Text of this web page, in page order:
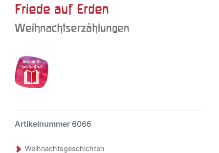
Friede auf Erden
Weihnachtserzählungen
Artikelnummer 6066
Weihnachtsgeschichten